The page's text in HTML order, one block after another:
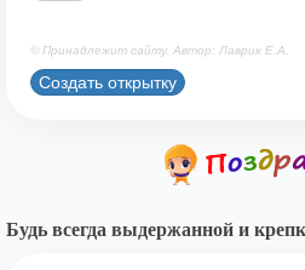
© Принадлежит сайту. Автор: Лаврик Е.А.
Создать открытку
Будь всегда выдержанной и